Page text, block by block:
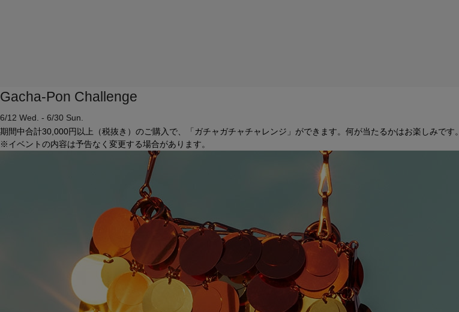
Gacha-Pon Challenge
6/12 Wed. - 6/30 Sun.
期間中合計30,000円以上（税抜き）のご購入で、「ガチャガチャチャレンジ」ができます。何が当たるかはお楽しみです。
※イベントの内容は予告なく変更する場合があります。